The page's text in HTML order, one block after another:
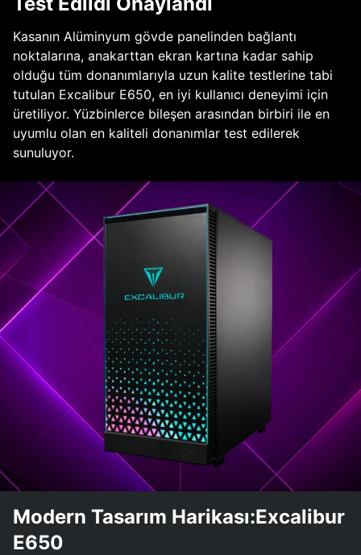
Kasanın Alüminyum gövde panelinden bağlantı
noktalarına, anakarttan ekran kartına kadar sahip
olduğu tüm donanımlarıyla uzun kalite testlerine tabi
tutulan Excalibur E650, en iyi kullanıcı deneyimi için
üretiliyor. Yüzbinlerce bileşen arasından birbiri ile en
uyumlu olan en kaliteli donanımlar test edilerek
sunuluyor.
Modern Tasarım Harikası:Excalibur
E650